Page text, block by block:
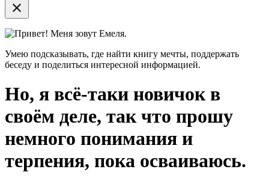
close
Привет! Меня зовут Емеля.
Умею подсказывать, где найти книгу мечты, поддержать
беседу и поделиться интересной информацией.
Но, я всё-таки новичок в
своём деле, так что прошу
немного понимания и
терпения, пока осваиваюсь.